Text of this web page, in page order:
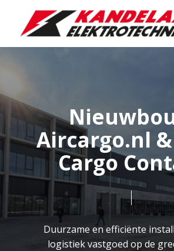
Aircargo.nl
Cargo
Duurzame en efficiënte
logistiek vastgoed op de